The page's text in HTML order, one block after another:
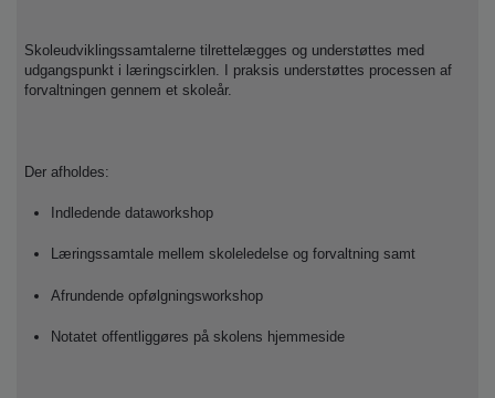
Skoleudviklingssamtalerne tilrettelægges og understøttes med
udgangspunkt i læringscirklen. I praksis understøttes processen af
forvaltningen gennem et skoleår.
Der afholdes:
Indledende dataworkshop
Læringssamtale mellem skoleledelse og forvaltning samt
Afrundende opfølgningsworkshop
Notatet offentliggøres på skolens hjemmeside